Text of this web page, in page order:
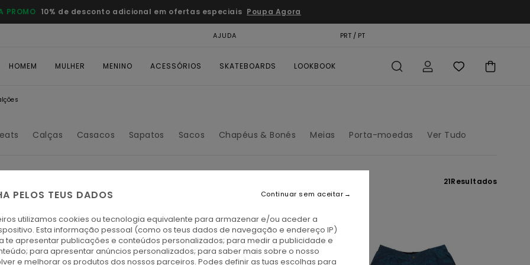
PROMO 10% de desconto adicional em ofertas especiais Poupa Agora
AJUDA PRT / PT
HOMEM MULHER MENINO ACESSÓRIOS SKATEBOARDS LOOKBOOK
Calças Casacos Sapatos Sacos Chapéus & Bonés Meias Porta-moedas Ver Tudo
21Resultados
PELOS TEUS DADOS
utilizamos cookies ou tecnologia equivalente para armazenar e/ou aceder a
Esta informação pessoal (como os teus dados de navegação e endereço IP)
te apresentar publicações e conteúdos personalizados; para medir a publicidade e
para apresentar anúncios personalizados; para saber mais sobre o nosso
e melhorar os produtos dos nossos parceiros. Podes definir as tuas escolhas para
Continuar sem aceitar